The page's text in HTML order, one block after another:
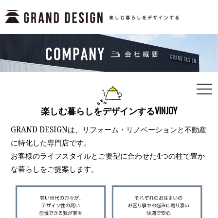
楽しむ暮らしをデザインするVINJOY
GRAND DESIGNは、リフォーム・リノベーションと不動産
に特化した専門店です。
お客様のライフスタイルとご要望に合わせた4つの柱で豊か
な暮らしをご提案します。